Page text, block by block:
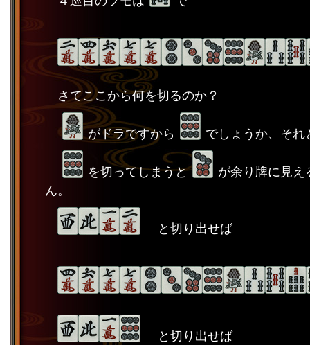
さてここから何を切るのか？
がドラですから でしょうか、それ
を切ってしまうと
が余り牌に見え
ん。
と切り出せば
と切り出せば